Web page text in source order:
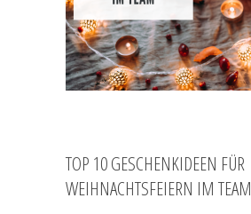
TOP 10 GESCHENKIDEEN FÜR
WEIHNACHTSFEIERN IM TEAM